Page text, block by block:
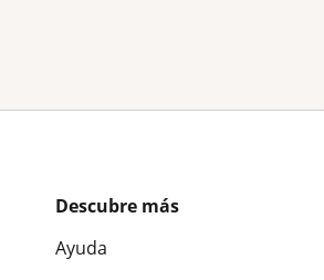
Descubre más
Ayuda